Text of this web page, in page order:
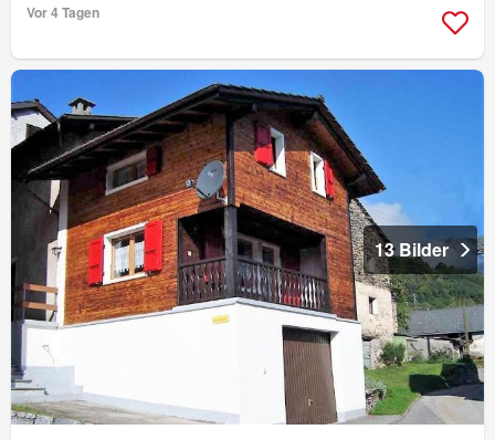
Vor 4 Tagen
13 Bilder